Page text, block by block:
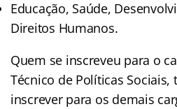
Educação, Saúde,
Direitos Humanos.
Quem se inscreveu para o
Técnico de Políticas
inscrever para os demais